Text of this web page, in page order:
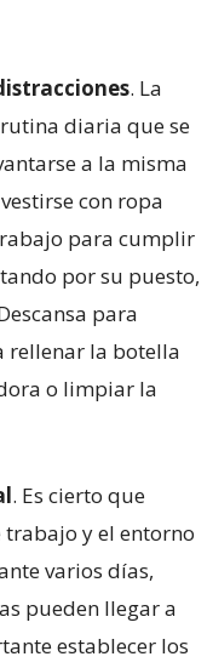
. La
diaria que se
a la misma
con ropa
para cumplir
por su puesto,
para
rellenar la botella
o limpiar la
. Es cierto que
trabajo y el entorno
varios días,
pueden llegar a
establecer los